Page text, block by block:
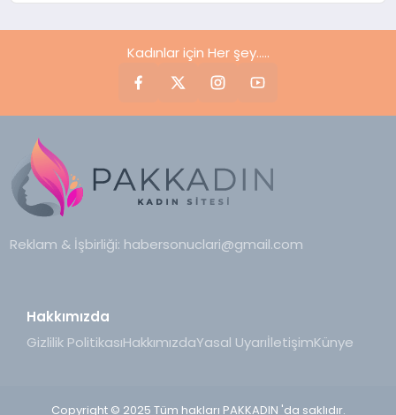
Kadınlar için Her şey.....
Reklam & İşbirliği: habersonuclari@gmail.com
Hakkımızda
Gizlilik PolitikasıHakkımızdaYasal UyarıİletişimKünye
Copyright © 2025 Tüm hakları PAKKADIN 'da saklıdır.